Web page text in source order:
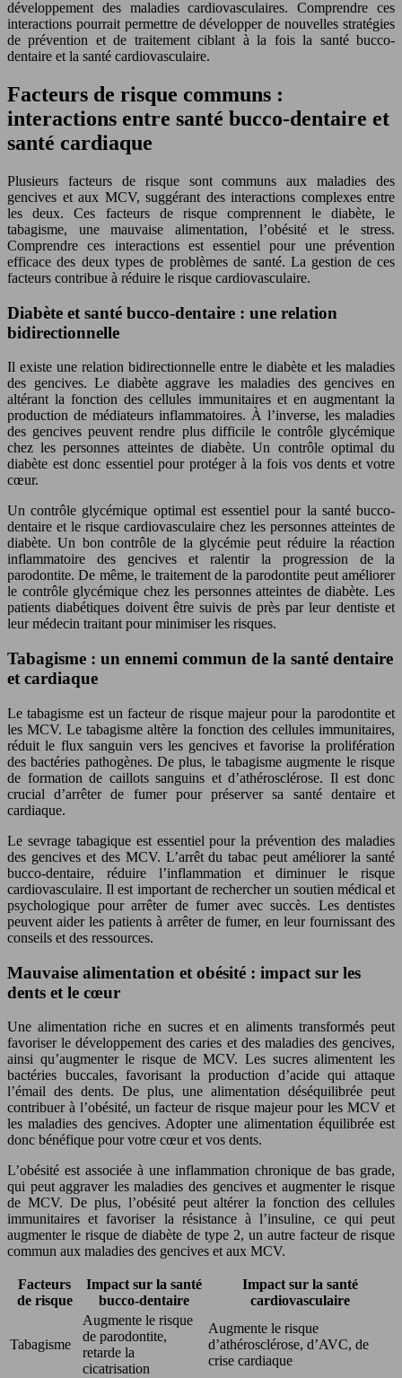
développement des maladies cardiovasculaires. Comprendre ces
interactions pourrait permettre de développer de nouvelles stratégies
de prévention et de traitement ciblant à la fois la santé bucco-
dentaire et la santé cardiovasculaire.
Facteurs de risque communs :
interactions entre santé bucco-dentaire et
santé cardiaque
Plusieurs facteurs de risque sont communs aux maladies des
gencives et aux MCV, suggérant des interactions complexes entre
les deux. Ces facteurs de risque comprennent le diabète, le
tabagisme, une mauvaise alimentation, l’obésité et le stress.
Comprendre ces interactions est essentiel pour une prévention
efficace des deux types de problèmes de santé. La gestion de ces
facteurs contribue à réduire le risque cardiovasculaire.
Diabète et santé bucco-dentaire : une relation
bidirectionnelle
Il existe une relation bidirectionnelle entre le diabète et les maladies
des gencives. Le diabète aggrave les maladies des gencives en
altérant la fonction des cellules immunitaires et en augmentant la
production de médiateurs inflammatoires. À l’inverse, les maladies
des gencives peuvent rendre plus difficile le contrôle glycémique
chez les personnes atteintes de diabète. Un contrôle optimal du
diabète est donc essentiel pour protéger à la fois vos dents et votre
cœur.
Un contrôle glycémique optimal est essentiel pour la santé bucco-
dentaire et le risque cardiovasculaire chez les personnes atteintes de
diabète. Un bon contrôle de la glycémie peut réduire la réaction
inflammatoire des gencives et ralentir la progression de la
parodontite. De même, le traitement de la parodontite peut améliorer
le contrôle glycémique chez les personnes atteintes de diabète. Les
patients diabétiques doivent être suivis de près par leur dentiste et
leur médecin traitant pour minimiser les risques.
Tabagisme : un ennemi commun de la santé dentaire
et cardiaque
Le tabagisme est un facteur de risque majeur pour la parodontite et
les MCV. Le tabagisme altère la fonction des cellules immunitaires,
réduit le flux sanguin vers les gencives et favorise la prolifération
des bactéries pathogènes. De plus, le tabagisme augmente le risque
de formation de caillots sanguins et d’athérosclérose. Il est donc
crucial d’arrêter de fumer pour préserver sa santé dentaire et
cardiaque.
Le sevrage tabagique est essentiel pour la prévention des maladies
des gencives et des MCV. L’arrêt du tabac peut améliorer la santé
bucco-dentaire, réduire l’inflammation et diminuer le risque
cardiovasculaire. Il est important de rechercher un soutien médical et
psychologique pour arrêter de fumer avec succès. Les dentistes
peuvent aider les patients à arrêter de fumer, en leur fournissant des
conseils et des ressources.
Mauvaise alimentation et obésité : impact sur les
dents et le cœur
Une alimentation riche en sucres et en aliments transformés peut
favoriser le développement des caries et des maladies des gencives,
ainsi qu’augmenter le risque de MCV. Les sucres alimentent les
bactéries buccales, favorisant la production d’acide qui attaque
l’émail des dents. De plus, une alimentation déséquilibrée peut
contribuer à l’obésité, un facteur de risque majeur pour les MCV et
les maladies des gencives. Adopter une alimentation équilibrée est
donc bénéfique pour votre cœur et vos dents.
L’obésité est associée à une inflammation chronique de bas grade,
qui peut aggraver les maladies des gencives et augmenter le risque
de MCV. De plus, l’obésité peut altérer la fonction des cellules
immunitaires et favoriser la résistance à l’insuline, ce qui peut
augmenter le risque de diabète de type 2, un autre facteur de risque
commun aux maladies des gencives et aux MCV.
Facteurs
de risque
Impact sur la santé
bucco-dentaire
Impact sur la santé
cardiovasculaire
Tabagisme
Augmente le risque
de parodontite,
retarde la
cicatrisation
Augmente le risque
d’athérosclérose, d’AVC, de
crise cardiaque